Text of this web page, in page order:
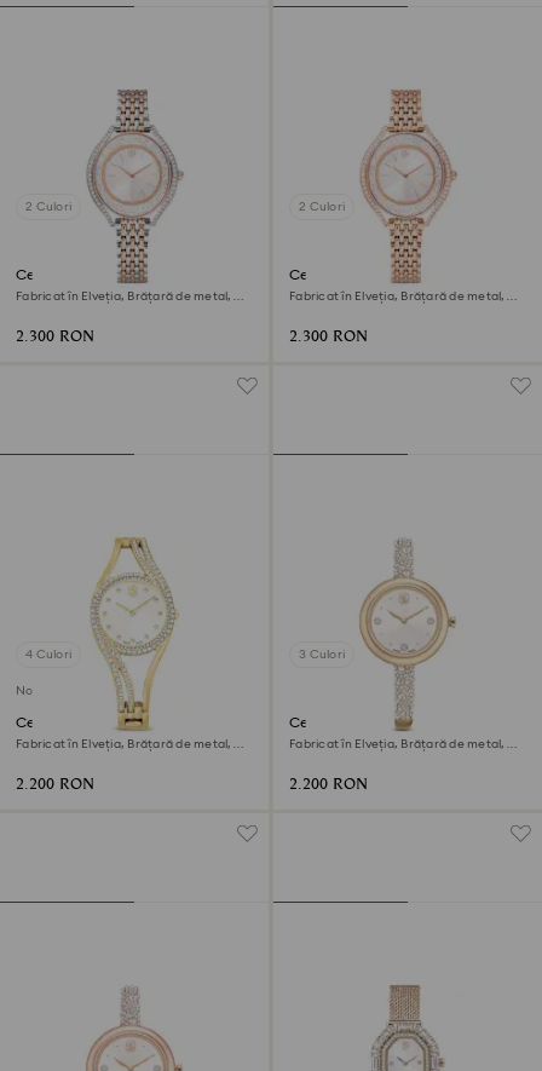
2 Culori
Ceas Crystalline aura
Fabricat în Elveția, Brățară de metal,
2.300 RON
2 Culori
Ceas Crystalline aura
Fabricat în Elveția, Brățară de metal,
2.300 RON
4 Culori
Nou
Ceas Hyperbola bangle
Fabricat în Elveția, Brățară de metal,
2.200 RON
3 Culori
Ceas Sublima bangle
Fabricat în Elveția, Brățară de metal,
2.200 RON